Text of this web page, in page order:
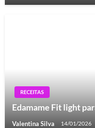
RECEITAS
Edamame Fit light
Valentina Silva 14/01/2026